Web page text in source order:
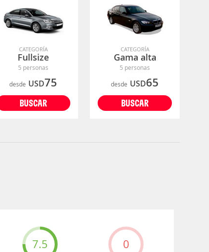
CATEGORÍA
Fullsize
5 personas
desde USD75
BUSCAR
CATEGORÍA
Gama alta
5 personas
desde USD65
BUSCAR
7.5 0